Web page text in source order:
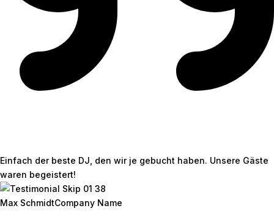
Einfach der beste DJ, den wir je gebucht haben. Unsere Gäste
waren begeistert!
Max SchmidtCompany Name